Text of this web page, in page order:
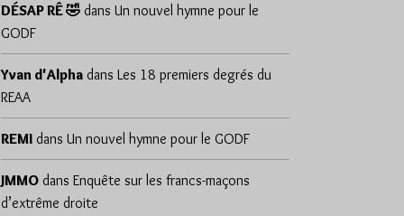
DÉSAP RÊ 🤣 dans Un nouvel hymne pour le
GODF
Yvan d'Alpha dans Les 18 premiers degrés du
REAA
REMI dans Un nouvel hymne pour le GODF
JMMO dans Enquête sur les francs-maçons
d’extrême droite